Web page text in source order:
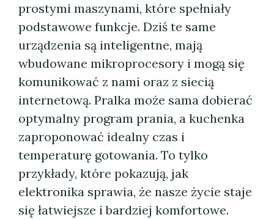
prostymi maszynami, które spełniały
podstawowe funkcje. Dziś te same
urządzenia są inteligentne, mają
wbudowane mikroprocesory i mogą się
komunikować z nami oraz z siecią
internetową. Pralka może sama dobierać
optymalny program prania, a kuchenka
zaproponować idealny czas i
temperaturę gotowania. To tylko
przykłady, które pokazują, jak
elektronika sprawia, że nasze życie staje
się łatwiejsze i bardziej komfortowe.